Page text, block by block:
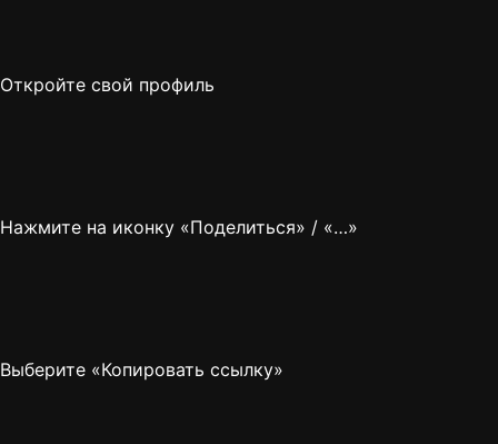
Откройте свой профиль
Нажмите на иконку «Поделиться» / «…»
Выберите «Копировать ссылку»